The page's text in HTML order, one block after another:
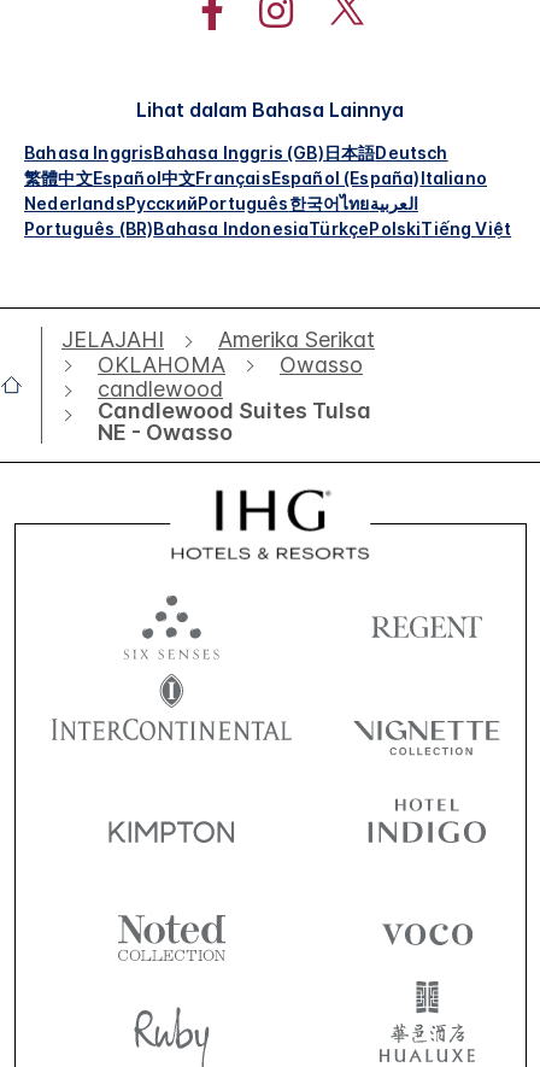
Lihat dalam Bahasa Lainnya
Bahasa InggrisBahasa Inggris (GB)日本語Deutsch
繁體中文Español中文FrançaisEspañol (España)Italiano
NederlandsРусскийPortuguês한국어ไทยالعربية
Português (BR)Bahasa IndonesiaTürkçePolskiTiếng Việt
JELAJAHI
Amerika Serikat
OKLAHOMA
Owasso
candlewood
Candlewood Suites Tulsa
NE - Owasso